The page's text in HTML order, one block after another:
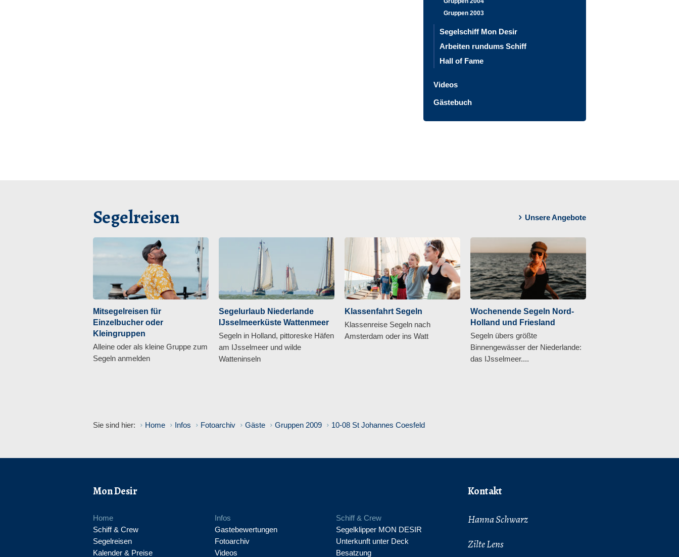
Gruppen 2003
Segelschiff Mon Desir
Arbeiten rundums Schiff
Hall of Fame
Videos
Gästebuch
Segelreisen Unsere Angebote
Mitsegelreisen für
Einzelbucher oder
Kleingruppen
Alleine oder als kleine Gruppe zum
Segeln anmelden
Segelurlaub Niederlande
IJsselmeerküste Wattenmeer
Segeln in Holland, pittoreske Häfen
am IJsselmeer und wilde
Watteninseln
Klassenfahrt Segeln
Klassenreise Segeln nach
Amsterdam oder ins Watt
Wochenende Segeln Nord-
Holland und Friesland
Segeln übers größte
Binnengewässer der Niederlande:
das IJsselmeer....
Sie sind hier: Home Infos Fotoarchiv Gäste Gruppen 2009 10-08 St Johannes Coesfeld
Mon Desir
Home
Schiff & Crew
Segelreisen
Kalender & Preise
Infos
Gastebewertungen
Fotoarchiv
Videos
Schiff & Crew
Segelklipper MON DESIR
Unterkunft unter Deck
Besatzung
Kontakt
Hanna Schwarz
Zilte Lens